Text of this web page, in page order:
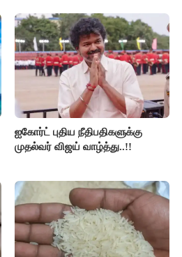
ஐகோர்ட் புதிய நீதிபதிகளுக்கு
முதல்வர் விஜய் வாழ்த்து..!!